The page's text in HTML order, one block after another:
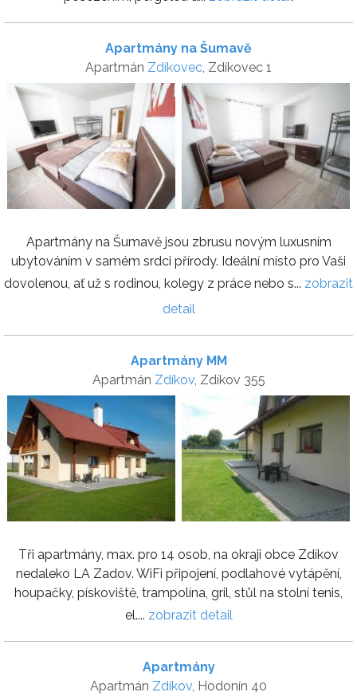
Apartmány na Šumavě
Apartmán Zdíkovec , Zdíkovec 1
Apartmány na Šumavě jsou zbrusu novým luxusním
ubytováním v samém srdci přírody. Ideální místo pro Vaši
dovolenou, ať už s rodinou, kolegy z práce nebo s... zobrazit
detail
Apartmány MM
Apartmán Zdíkov, Zdíkov 355
Tři apartmány, max. pro 14 osob, na okraji obce Zdíkov
nedaleko LA Zadov. WiFi připojení, podlahové vytápění,
houpačky, pískoviště, trampolína, gril, stůl na stolní tenis,
el.... zobrazit detail
Apartmány
Apartmán Zdíkov, Hodonín 40